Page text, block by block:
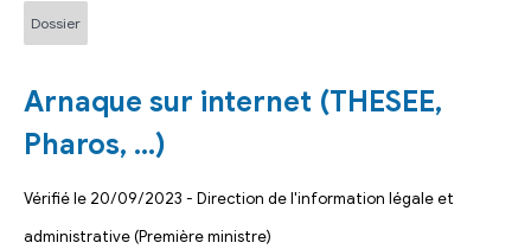
Dossier
Arnaque sur internet (THESEE,
Pharos, ...)
Vérifié le 20/09/2023 - Direction de l'information légale et
administrative (Première ministre)